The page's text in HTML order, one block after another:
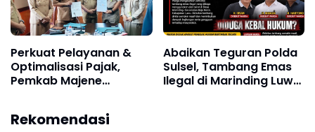
Perkuat Pelayanan &
Optimalisasi Pajak,
Pemkab Majene
Pertanahan
Abaikan Teguran Polda
Sulsel, Tambang Emas
Ilegal di Marinding Luwu
Rekomendasi